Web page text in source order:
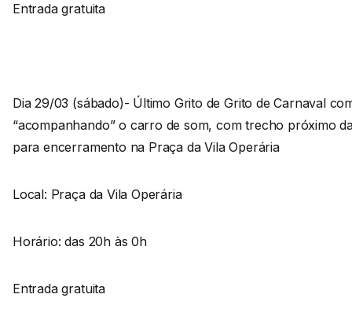
Entrada gratuita
Dia 29/03 (sábado)- Último Grito de Grito de Carnaval
“acompanhando” o carro de som, com trecho próximo
para encerramento na Praça da Vila Operária
Local: Praça da Vila Operária
Horário: das 20h às 0h
Entrada gratuita